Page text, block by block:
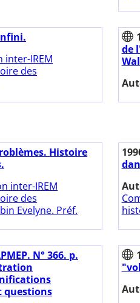
inter-IREM
des
de
Histoire
inter-IREM
des
Evelyne. Préf.
N° 366. p.
questions